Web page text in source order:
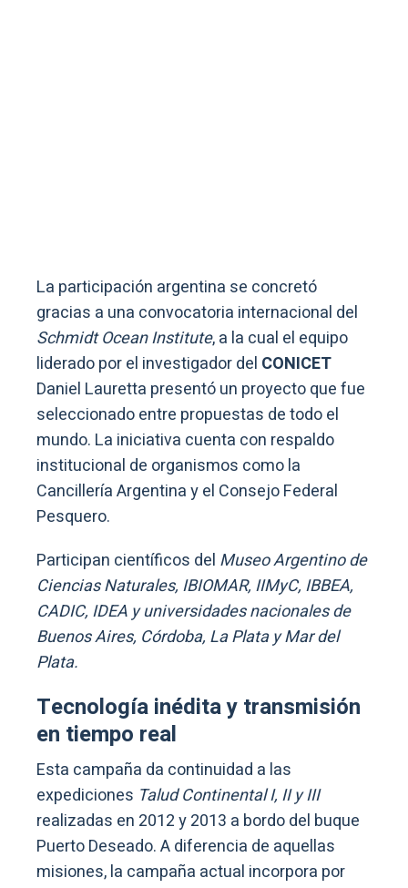
La participación argentina se concretó
gracias a una convocatoria internacional del
Schmidt Ocean Institute, a la cual el equipo
liderado por el investigador del CONICET
Daniel Lauretta presentó un proyecto que fue
seleccionado entre propuestas de todo el
mundo. La iniciativa cuenta con respaldo
institucional de organismos como la
Cancillería Argentina y el Consejo Federal
Pesquero.
Participan científicos del Museo Argentino de
Ciencias Naturales, IBIOMAR, IIMyC, IBBEA,
CADIC, IDEA y universidades nacionales de
Buenos Aires, Córdoba, La Plata y Mar del
Plata.
Tecnología inédita y transmisión
en tiempo real
Esta campaña da continuidad a las
expediciones Talud Continental I, II y III
realizadas en 2012 y 2013 a bordo del buque
Puerto Deseado. A diferencia de aquellas
misiones, la campaña actual incorpora por